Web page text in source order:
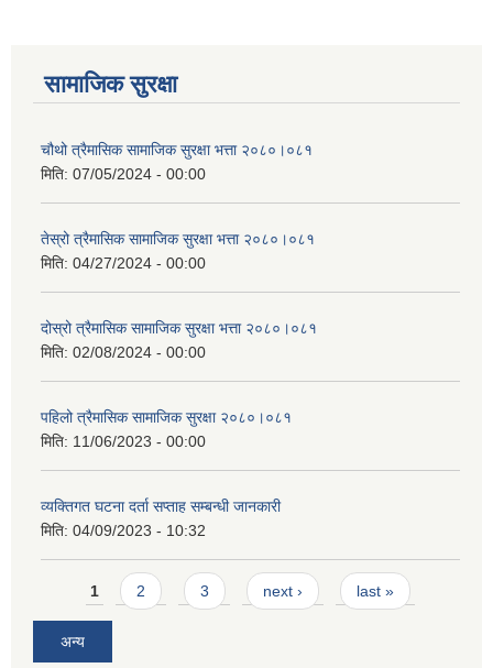
सामाजिक सुरक्षा
चौथो त्रैमासिक सामाजिक सुरक्षा भत्ता २०८०।०८१
मिति: 07/05/2024 - 00:00
तेस्रो त्रैमासिक सामाजिक सुरक्षा भत्ता २०८०।०८१
मिति: 04/27/2024 - 00:00
दोस्रो त्रैमासिक सामाजिक सुरक्षा भत्ता २०८०।०८१
मिति: 02/08/2024 - 00:00
पहिलो त्रैमासिक सामाजिक सुरक्षा २०८०।०८१
मिति: 11/06/2023 - 00:00
व्यक्तिगत घटना दर्ता सप्ताह सम्बन्धी जानकारी
मिति: 04/09/2023 - 10:32
Pages
1 2 3 next › last »
अन्य